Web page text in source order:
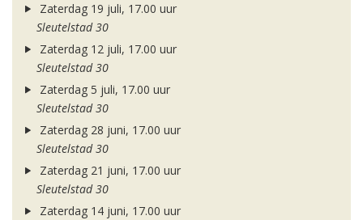
Zaterdag 19 juli, 17.00 uur
Sleutelstad 30
Zaterdag 12 juli, 17.00 uur
Sleutelstad 30
Zaterdag 5 juli, 17.00 uur
Sleutelstad 30
Zaterdag 28 juni, 17.00 uur
Sleutelstad 30
Zaterdag 21 juni, 17.00 uur
Sleutelstad 30
Zaterdag 14 juni, 17.00 uur